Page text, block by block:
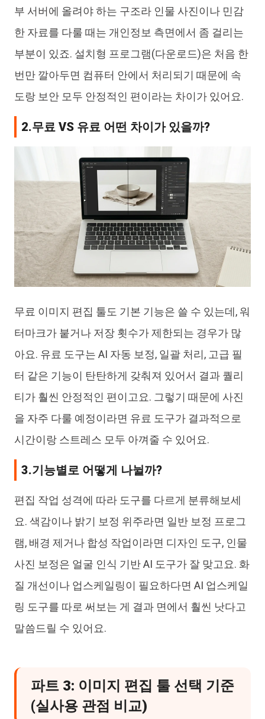
부 서버에 올려야 하는 구조라 인물 사진이나 민감
한 자료를 다룰 때는 개인정보 측면에서 좀 걸리는
부분이 있죠. 설치형 프로그램(다운로드)은 처음 한
번만 깔아두면 컴퓨터 안에서 처리되기 때문에 속
도랑 보안 모두 안정적인 편이라는 차이가 있어요.
2.무료 VS 유료 어떤 차이가 있을까?
무료 이미지 편집 툴도 기본 기능은 쓸 수 있는데, 워
터마크가 붙거나 저장 횟수가 제한되는 경우가 많
아요. 유료 도구는 AI 자동 보정, 일괄 처리, 고급 필
터 같은 기능이 탄탄하게 갖춰져 있어서 결과 퀄리
티가 훨씬 안정적인 편이고요. 그렇기 때문에 사진
을 자주 다룰 예정이라면 유료 도구가 결과적으로
시간이랑 스트레스 모두 아껴줄 수 있어요.
3.기능별로 어떻게 나뉠까?
편집 작업 성격에 따라 도구를 다르게 분류해보세
요. 색감이나 밝기 보정 위주라면 일반 보정 프로그
램, 배경 제거나 합성 작업이라면 디자인 도구, 인물
사진 보정은 얼굴 인식 기반 AI 도구가 잘 맞고요. 화
질 개선이나 업스케일링이 필요하다면 AI 업스케일
링 도구를 따로 써보는 게 결과 면에서 훨씬 낫다고
말씀드릴 수 있어요.
파트 3: 이미지 편집 툴 선택 기준
(실사용 관점 비교)